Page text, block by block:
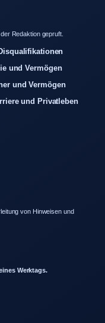
Redaktion gepruft.
und Vermögen
und Vermögen
und Privatleben
von Hinweisen und
Werktags.